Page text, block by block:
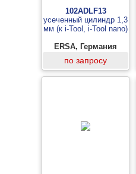
102ADLF13
усеченный цилиндр 1,3
мм (к i-Tool, i-Tool nano)
ERSA, Германия
по запросу